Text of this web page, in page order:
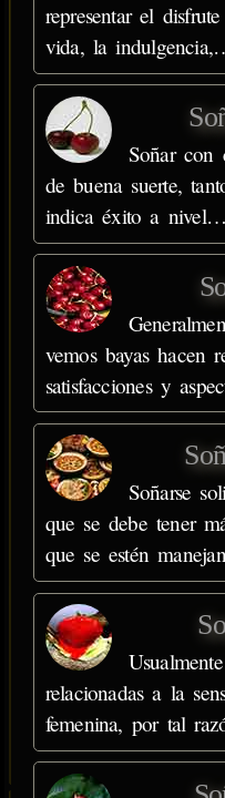
representar el
vida, la
Soñar con
de buena suerte,
indica éxito a nivel…
vemos bayas hacen
satisfacciones y
Soñarse
que se debe tener
que se estén
relacionadas a la
femenina, por tal